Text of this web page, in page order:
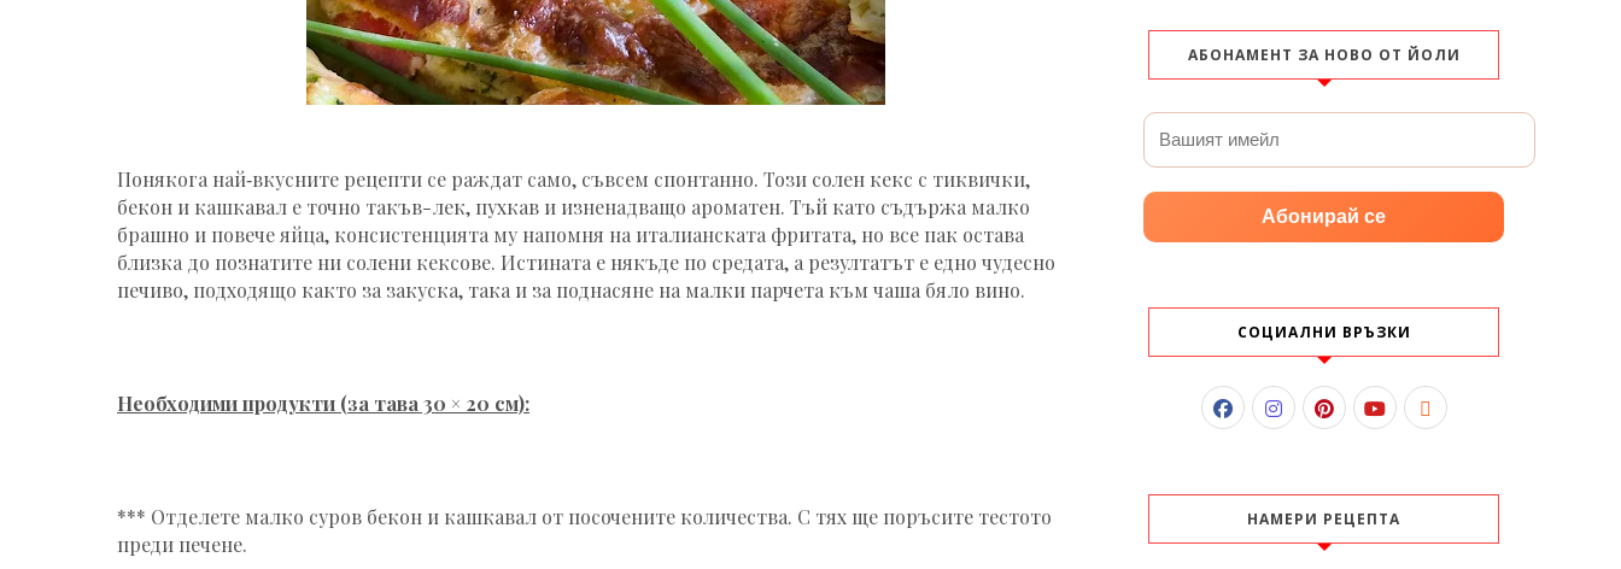
Понякога най‑вкусните рецепти се раждат само, съвсем спонтанно. Този солен кекс с тиквички,
бекон и кашкавал е точно такъв-лек, пухкав и изненадващо ароматен. Тъй като съдържа малко
брашно и повече яйца, консистенцията му напомня на италианската фритата, но все пак остава
близка до познатите ни солени кексове. Истината е някъде по средата, а резултатът е едно чудесно
печиво, подходящо както за закуска, така и за поднасяне на малки парчета към чаша бяло вино.
Необходими продукти (за тава 30 × 20 см):
*** Отделете малко суров бекон и кашкавал от посочените количества. С тях ще поръсите тестото
преди печене.
АБОНАМЕНТ ЗА НОВО ОТ ЙОЛИ
Абонирай се
СОЦИАЛНИ ВРЪЗКИ
НАМЕРИ РЕЦЕПТА